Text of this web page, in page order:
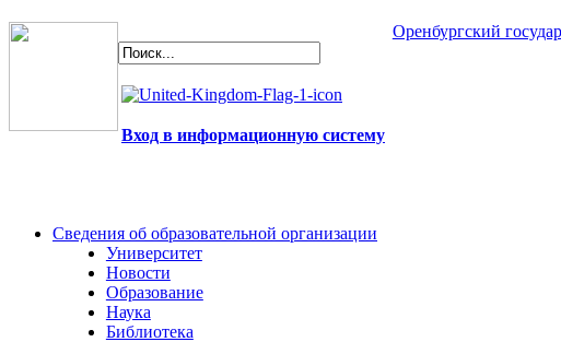
Оренбургский
Вход в информационную систему
Сведения об образовательной организации
Университет
Новости
Образование
Наука
Библиотека